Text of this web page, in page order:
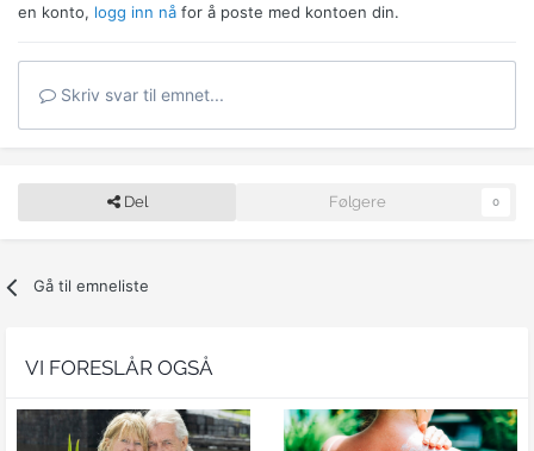
en konto, logg inn nå for å poste med kontoen din.
Skriv svar til emnet...
Del Følgere 0
Gå til emneliste
VI FORESLÅR OGSÅ